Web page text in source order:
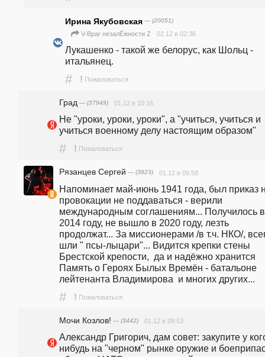
Ирина Якубовская — (20051)
V-Враг незалЁжности Z 02.12 в 02:36
Лукашенко - такой же белорус, как Шольц -
итальянец.
# ! Пожаловаться
Град — (37949) 01.12 в 10:16
Не "уроки, уроки, уроки", а "учиться, учиться и
учиться военному делу настоящим образом"
# ! Пожаловаться
Рязанцев Сергей — (3823) 01.12 в 09:58
Напоминает май-июнь 1941 года, был приказ
провокации не поддаваться - верили
международным соглашениям... Получилось в
2014 году, не вышло в 2020 году, лезть
продолжат... За миссионерами /в т.ч. НКО/,
шли " псы-лыцари"... Видится крепки стены
Брестской крепости,  да и надёжно хранится
Память о Героях Былых Времён - батальоне
лейтенанта Владимирова  и многих других...
# ! Пожаловаться
Мочи Козлов! — (3442) 01.12 в 09:53
Александр Григорич, дам совет: закупите у
нибудь на "черном" рынке оружие и